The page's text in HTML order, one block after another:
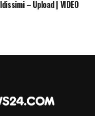
ben venga, se
accettare
TOP NEWS
– Upload | VIDEO